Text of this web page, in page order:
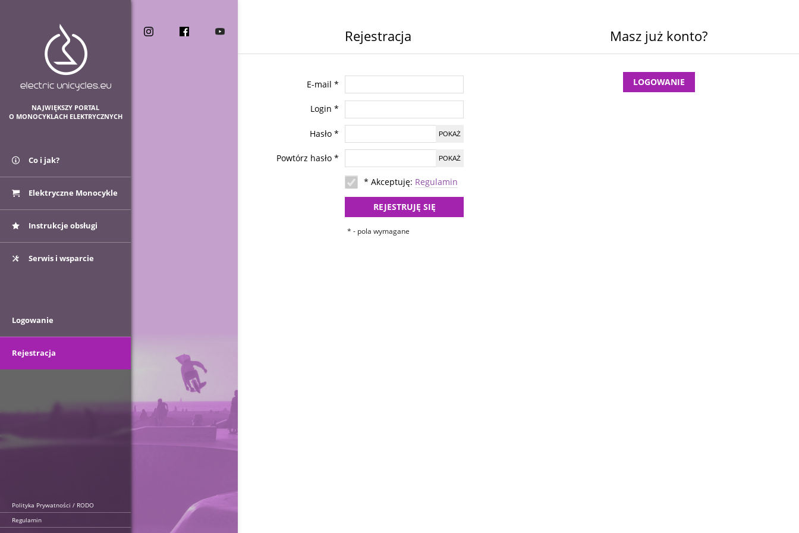
Rejestracja
E-mail *
Login *
Hasło * POKAŻ
Powtórz hasło * POKAŻ
* Akceptuję: Regulamin
REJESTRUJĘ SIĘ
* - pola wymagane
Masz już konto?
LOGOWANIE
NAJWIĘKSZY PORTAL
O MONOCYKLACH ELEKTRYCZNYCH
Co i jak?
Elektryczne Monocykle
Instrukcje obsługi
Serwis i wsparcie
Logowanie
Rejestracja
Polityka Prywatności / RODO
Regulamin